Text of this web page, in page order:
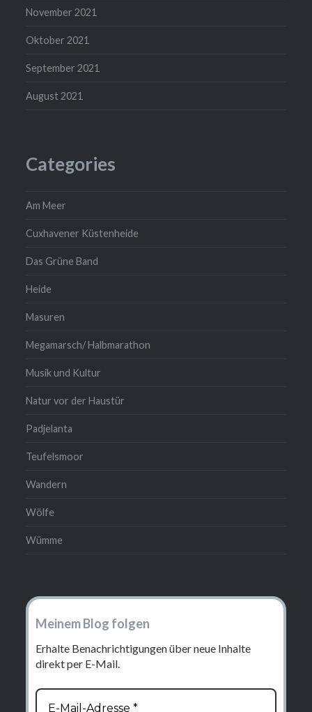
November 2021
Oktober 2021
September 2021
August 2021
Categories
Am Meer
Cuxhavener Küstenheide
Das Grüne Band
Heide
Masuren
Megamarsch/ Halbmarathon
Musik und Kultur
Natur vor der Haustür
Padjelanta
Teufelsmoor
Wandern
Wölfe
Wümme
Meinem Blog folgen
Erhalte Benachrichtigungen über neue Inhalte
direkt per E-Mail.